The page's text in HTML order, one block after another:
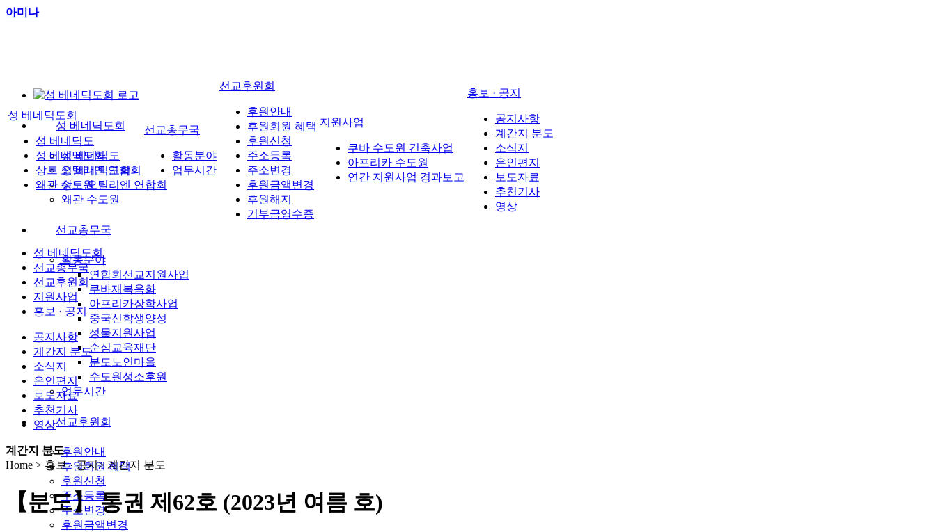
아미나
성 베네딕도회
성 베네딕도
성 베네딕도회
상트 오틸리엔 연합회
왜관 수도원
선교총무국
활동분야
연합회선교지원사업
쿠바재복음화
아프리카장학사업
중국신학생양성
성물지원사업
순심교육재단
분도노인마을
수도원성소후원
업무시간
선교후원회
후원안내
후원회원 혜택
후원신청
주소등록
주소변경
후원금액변경
성 베네딕도회
성 베네딕도
성 베네딕도회
상트 오틸리엔 연합회
왜관 수도원
선교총무국
활동분야
업무시간
선교후원회
후원안내
후원회원 혜택
후원신청
주소등록
주소변경
후원금액변경
후원해지
기부금영수증
지원사업
쿠바 수도원 건축사업
아프리카 수도원
연간 지원사업 경과보고
홍보 · 공지
공지사항
계간지 분도
소식지
은인편지
보도자료
추천기사
영상
성 베네딕도회
선교총무국
선교후원회
지원사업
홍보 · 공지
공지사항
계간지 분도
소식지
은인편지
보도자료
추천기사
영상
계간지 분도
Home > 홍보 · 공지> 계간지 분도
【분도】 통권 제62호 (2023년 여름 호)